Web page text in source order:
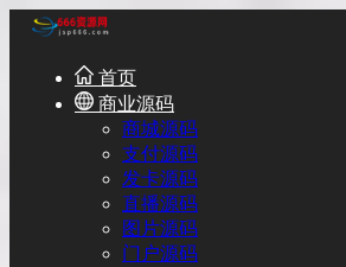
首页
商业源码
商城源码
支付源码
发卡源码
直播源码
图片源码
门户源码